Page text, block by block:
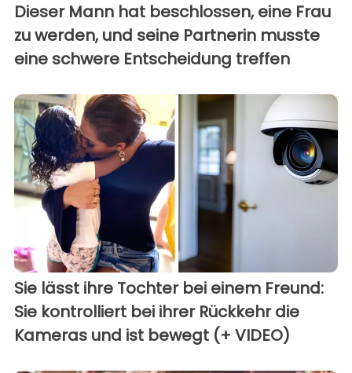
Dieser Mann hat beschlossen, eine Frau
zu werden, und seine Partnerin musste
eine schwere Entscheidung treffen
Sie lässt ihre Tochter bei einem Freund:
Sie kontrolliert bei ihrer Rückkehr die
Kameras und ist bewegt (+ VIDEO)